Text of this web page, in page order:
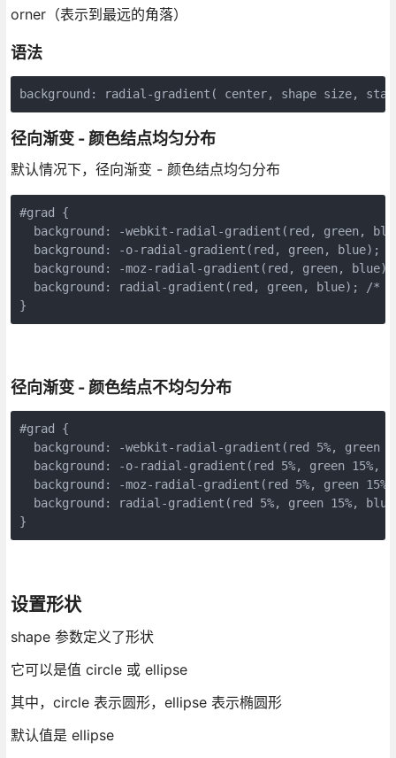
orner（表示到最远的角落）
语法
background : radial-gradient ( center, shape size,
径向渐变 - 颜色结点均匀分布
默认情况下，径向渐变 - 颜色结点均匀分布
#grad
{
background : -webkit- radial-gradient ( red , green,
background : -o- radial-gradient ( red , green, blue);
background : -moz- radial-gradient ( red , green, blue);
background : radial-gradient ( red , green, blue);
/*
}
径向渐变 - 颜色结点不均匀分布
#grad
{
background : -webkit- radial-gradient ( red 5%, green
background : -o- radial-gradient ( red 5%, green 15%,
background : -moz- radial-gradient ( red 5%, green 15%
background : radial-gradient ( red 5%, green 15%,
blue
}
设置形状
shape 参数定义了形状
它可以是值 circle 或 ellipse
其中，circle 表示圆形，ellipse 表示椭圆形
默认值是 ellipse